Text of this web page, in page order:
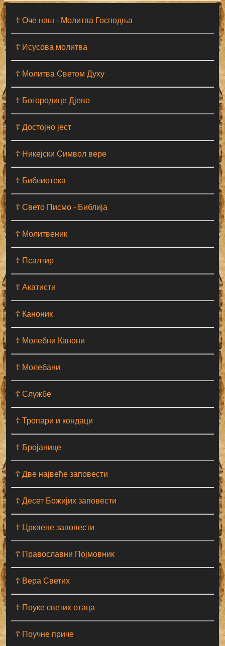
☦ Оче наш - Moлитва Господња
☦ Исусова молитва
☦ Молитва Светом Духу
☦ Богородице Дјево
☦ Достојно јест
☦ Никејски Символ вере
☦ Библиотека
☦ Свето Писмо - Библија
☦ Молитвеник
☦ Псалтир
☦ Акатисти
☦ Каноник
☦ Молебни Канони
☦ Молебани
☦ Службе
☦ Тропари и кондаци
☦ Бројанице
☦ Две највеће заповести
☦ Десет Божијих заповести
☦ Црквене заповести
☦ Православни Појмовник
☦ Вера Светих
☦ Поуке светих отаца
☦ Поучне приче